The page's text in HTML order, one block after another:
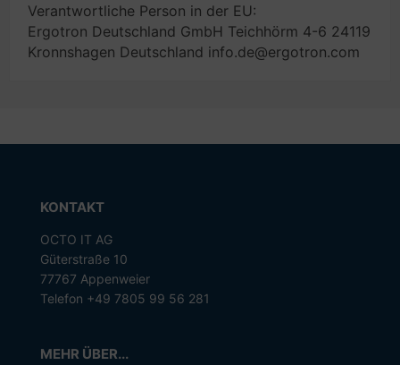
Verantwortliche Person in der EU:
Ergotron Deutschland GmbH Teichhörm 4-6 24119
Kronnshagen Deutschland info.de@ergotron.com
KONTAKT
OCTO IT AG
Güterstraße 10
77767 Appenweier
Telefon +49 7805 99 56 281
MEHR ÜBER...